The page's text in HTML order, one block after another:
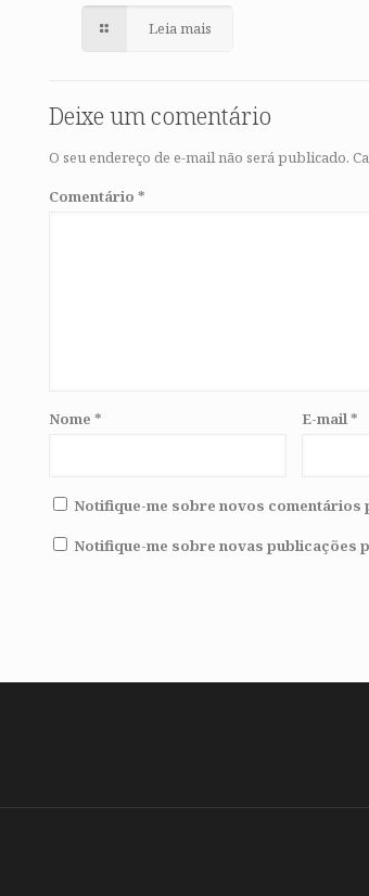
Leia mais
Deixe um comentário
O seu endereço de e-mail não será publicado.
Comentário *
Nome * E-mail*
Notifique-me sobre novos comentários
Notifique-me sobre novas publicações